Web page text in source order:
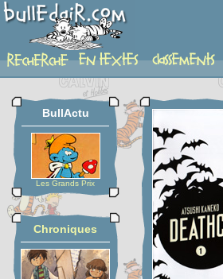
album
BullActu
Les Grands Prix
Chroniques